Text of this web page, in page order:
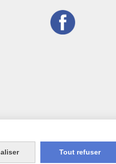
Tout refuser